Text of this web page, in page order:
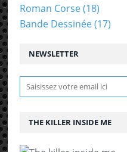
NEWSLETTER
THE KILLER INSIDE ME
Roman Corse(18)
Bande Dessinée(17)